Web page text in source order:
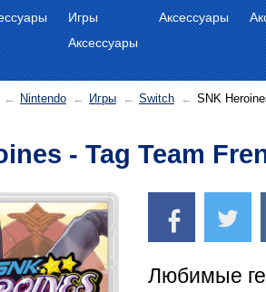
Игры
Аксессуары
Аксессуары
Nintendo Игры Switch SNK
- Tag Team
Любимые